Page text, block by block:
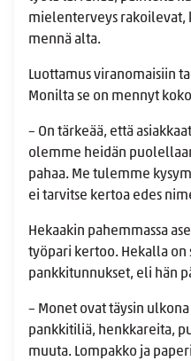
mielenterveys rakoilevat,
mennä alta.
Luottamus viranomaisiin
Monilta se on mennyt
– On tärkeää, että
olemme heidän
pahaa. Me tulemme
ei tarvitse kertoa edes
Hekaakin pahemmassa
työpari kertoo. Hekalla on
pankkitunnukset, eli hän
– Monet ovat täysin
pankkitiliä, henkkareita,
muuta. Lompakko ja